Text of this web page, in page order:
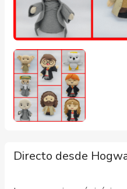
Directo desde